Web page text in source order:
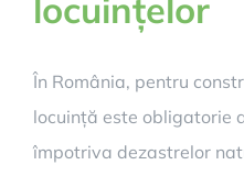
locuințelor
În România, pentru
locuință este obligatorie
împotriva dezastrelor